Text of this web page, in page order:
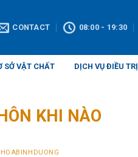
CONTACT 08:00 - 19:30
SỞ VẬT CHẤT DỊCH VỤ ĐIỀU TRỊ
KHI NÀO